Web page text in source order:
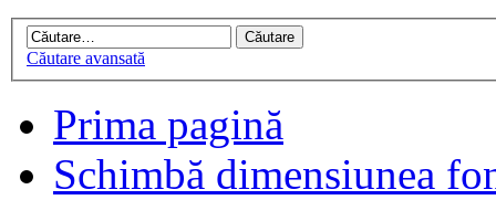
Căutare avansată
Prima pagină
Schimbă dimensiunea